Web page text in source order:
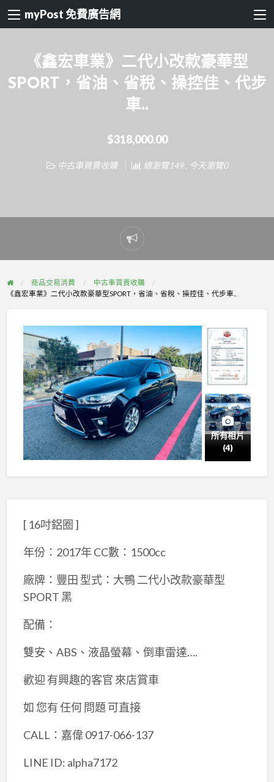
myPost 免費廣告網
《鑫宏車業》二代小改款豪華型
SPORT，省油、省稅、操控佳、代步
車..
$318,000.00
中古車買賣收購 總瀏覽149 , 今天瀏覽0
Report
problem
商品交易消費
中古車買賣收購
《鑫宏車業》二代小改款豪華型SPORT，省油、省稅、操控佳、代步車..
所有相片
(4)
[ 16吋鋁圈 ]
年份：2017年 CC數：1500cc
廠牌：豐田 型式：大鴨 二代小改款豪華型
SPORT 黑
配備：
雙安、ABS、液晶螢幕、倒車雷達….
歡迎 有興趣的客官 來店賞車
如 您有 任何 問題 可直接
CALL：嘉偉 0917-066-137
LINE ID: alpha7172